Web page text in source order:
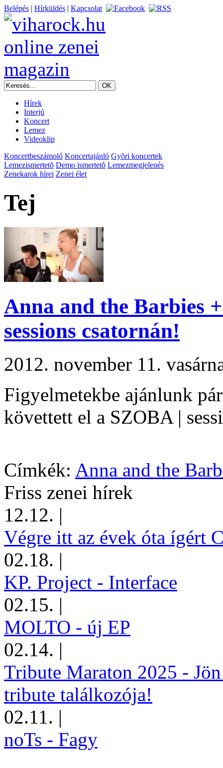
Belépés | Hírküldés | Kapcsolat
Hírek
Interjú
Koncert
Lemez
Videoklip
Koncertbeszámoló Koncertajánló Gyõri koncertek
Lemezismertetõ Demo ismertetõ Lemezmegjelenés
Zenekarok hírei Zenei élet
Tej
Anna and the Barbies
sessions csatornán!
2012. november 11.
Figyelmetekbe ajánlunk
követtett el a SZOBA |
Címkék: Anna and the
Friss zenei hírek
12.12. |
Végre itt az évek óta ígért
02.18. |
KP. Project - Interface
02.15. |
MOLTO - új EP
02.14. |
Tribute Maraton 2025 -
tribute találkozója!
02.11. |
noTs - Fagy